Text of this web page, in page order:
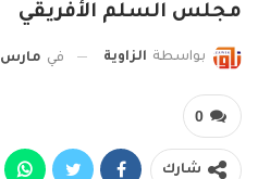
مجلس السلم الأفريقي
بواسطة الزاوية في مارس 20, 2025
0
شارك